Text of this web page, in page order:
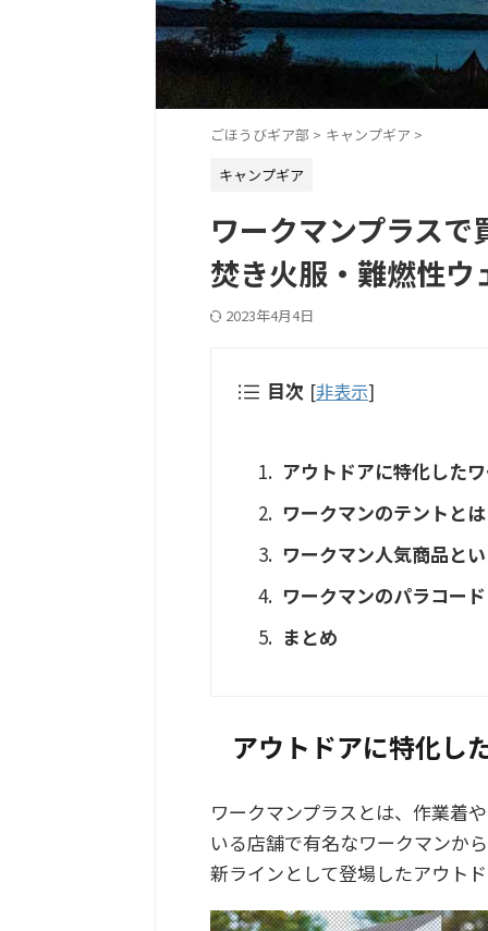
ごほうびギア部 > キャンプギア >
キャンプギア
ワークマンプラス
焚き火服・難燃性ウ
2023年4月4日
目次 [非表示]
アウトドアに特化した
ワークマンのテントとは
ワークマン人気商品と
ワークマンのパラコー
まとめ
アウトドアに特化し
ワークマンプラスとは、作業着
いる店舗で有名なワークマンから
新ラインとして登場したアウト